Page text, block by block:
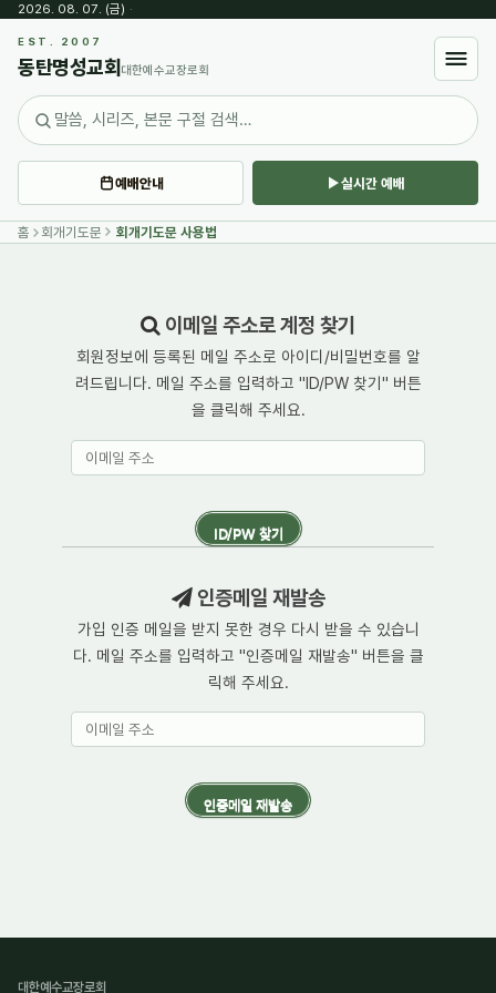
2026. 08. 07. (금) ·
EST. 2007
동탄명성교회 대한예수교장로회
예배안내 실시간 예배
홈 회개기도문 회개기도문 사용법
이메일 주소로 계정 찾기
회원정보에 등록된 메일 주소로 아이디/비밀번호를 알
려드립니다. 메일 주소를 입력하고 "ID/PW 찾기" 버튼
을 클릭해 주세요.
인증메일 재발송
가입 인증 메일을 받지 못한 경우 다시 받을 수 있습니
다. 메일 주소를 입력하고 "인증메일 재발송" 버튼을 클
릭해 주세요.
대한예수교장로회